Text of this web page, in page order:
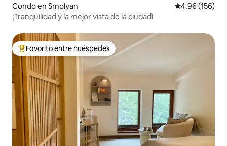
Condo en Smolyan Calificación
4.96 (156)
¡Tranquilidad y la mejor vista de la ciudad!
Favorito entre huéspedes preferido
Favorito entre huéspedes